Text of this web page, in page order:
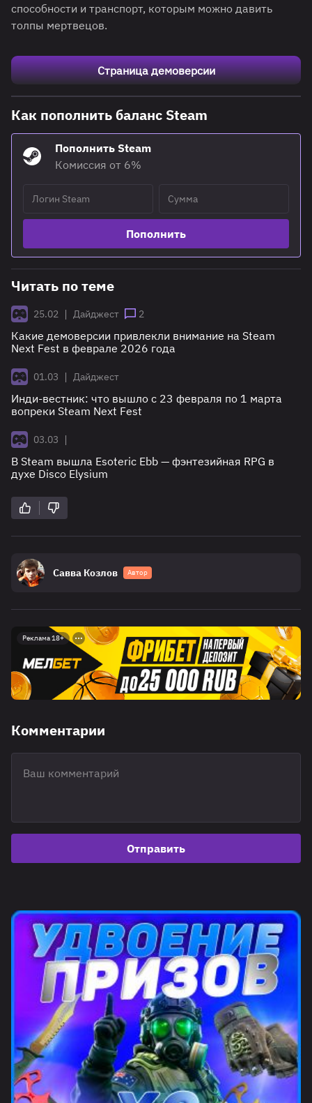
способности и транспорт, которым можно давить
толпы мертвецов.
Страница демоверсии
Как пополнить баланс Steam
Пополнить Steam
Комиссия от 6%
Пополнить
Читать по теме
25.02 | Дайджест 2
Какие демоверсии привлекли внимание на Steam
Next Fest в феврале 2026 года
01.03 | Дайджест
Инди-вестник: что вышло с 23 февраля по 1 марта
вопреки Steam Next Fest
03.03
|
В Steam вышла Esoteric Ebb — фэнтезийная RPG в
духе Disco Elysium
Савва Козлов Автор
Реклама 18+
Комментарии
Отправить